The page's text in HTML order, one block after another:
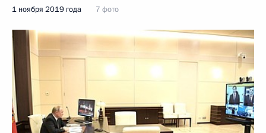
1 ноября 2019 года 7 фото